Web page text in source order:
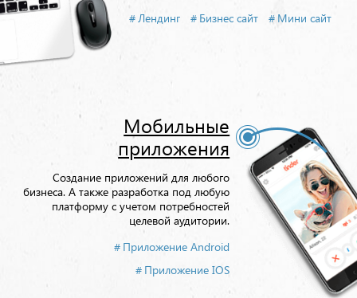
Лендинг
Бизнес сайт Мини сайт
Мобильные
приложения
Создание приложений для любого
бизнеса. А также разработка под любую
платформу с учетом потребностей
целевой аудитории.
Приложение Android
Приложение IOS